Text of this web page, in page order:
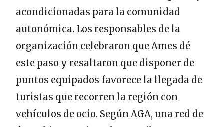
acondicionadas para la comunidad
autonómica. Los responsables de la
organización celebraron que Ames dé
este paso y resaltaron que disponer de
puntos equipados favorece la llegada de
turistas que recorren la región con
vehículos de ocio. Según AGA, una red de